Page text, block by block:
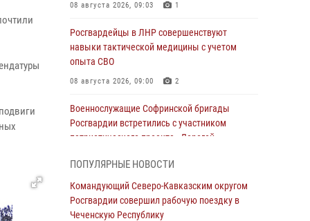
08 августа 2026, 09:03 1
Росгвардейцы в ЛНР совершенствуют
навыки тактической медицины с учетом
опыта СВО
08 августа 2026, 09:00 2
Военнослужащие Софринской бригады
Росгвардии встретились с участником
патриотического проекта «Дорогой
(видео)
08 августа 2026, 07:00 2 1
ОМОН «Ойрат» Управления Росгвардии по
ПОПУЛЯРНЫЕ НОВОСТИ
Командующий Северо-Кавказским округом
Росгвардии совершил рабочую поездку в
Чеченскую Республику